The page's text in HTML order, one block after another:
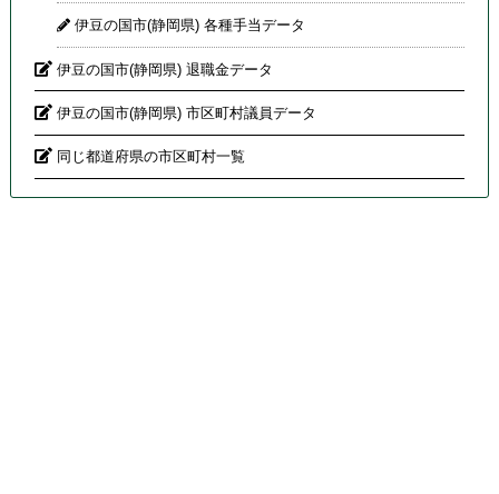
伊豆の国市(静岡県) 各種手当データ
伊豆の国市(静岡県) 退職金データ
伊豆の国市(静岡県) 市区町村議員データ
同じ都道府県の市区町村一覧